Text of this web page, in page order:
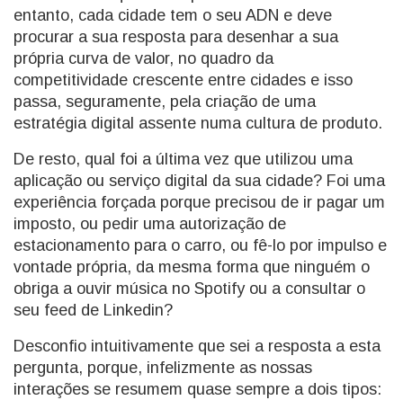
entanto, cada cidade tem o seu ADN e deve
procurar a sua resposta para desenhar a sua
própria curva de valor, no quadro da
competitividade crescente entre cidades e isso
passa, seguramente, pela criação de uma
estratégia digital assente numa cultura de produto.
De resto, qual foi a última vez que utilizou uma
aplicação ou serviço digital da sua cidade? Foi uma
experiência forçada porque precisou de ir pagar um
imposto, ou pedir uma autorização de
estacionamento para o carro, ou fê-lo por impulso e
vontade própria, da mesma forma que ninguém o
obriga a ouvir música no Spotify ou a consultar o
seu feed de Linkedin?
Desconfio intuitivamente que sei a resposta a esta
pergunta, porque, infelizmente as nossas
interações se resumem quase sempre a dois tipos: